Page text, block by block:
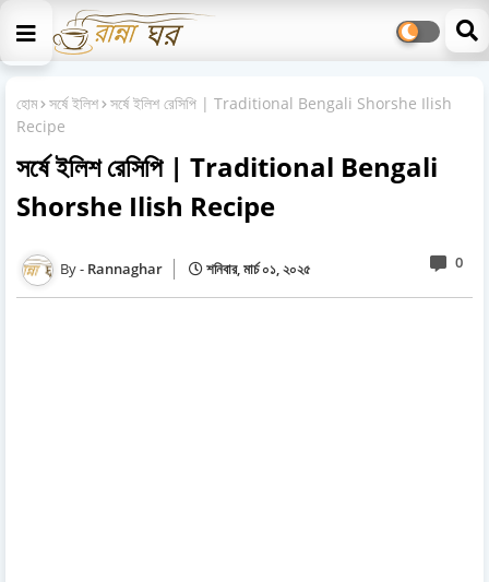
হোম সর্ষে ইলিশ সর্ষে ইলিশ রেসিপি | Traditional Bengali Shorshe Ilish
Recipe
সর্ষে ইলিশ রেসিপি | Traditional Bengali
Shorshe Ilish Recipe
Rannaghar শনিবার, মার্চ ০১, ২০২৫ 0